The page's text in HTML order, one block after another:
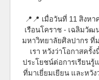
📍📍 เมื่อวันที่ 11 สิงห
เรือนโคราช - เฉลิมวั
มหาวิทยาลัยศิลปากร ที่
เรา หวังว่าโอกาสค
ประโยชน์ต่อการเรียน
ที่มาเยี่ยมเยียน และหวั